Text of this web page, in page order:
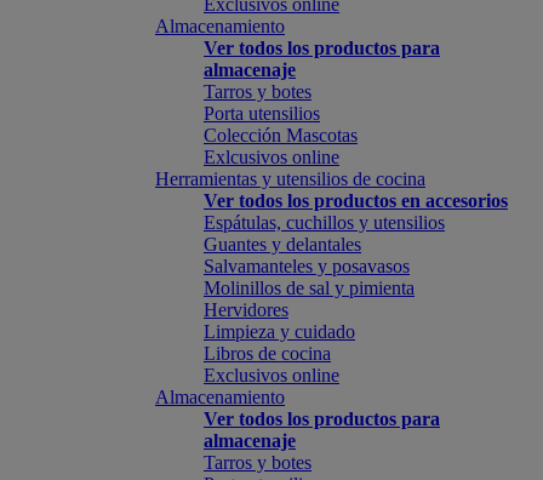
Exclusivos online
Almacenamiento
Ver todos los productos para
almacenaje
Tarros y botes
Porta utensilios
Colección Mascotas
Exlcusivos online
Herramientas y utensilios de cocina
Ver todos los productos en accesorios
Espátulas, cuchillos y utensilios
Guantes y delantales
Salvamanteles y posavasos
Molinillos de sal y pimienta
Hervidores
Limpieza y cuidado
Libros de cocina
Exclusivos online
Almacenamiento
Ver todos los productos para
almacenaje
Tarros y botes